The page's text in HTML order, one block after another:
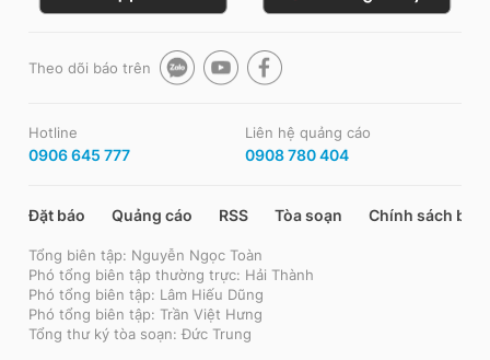
Theo dõi báo trên
Hotline
0906 645 777
Liên hệ quảng cáo
0908 780 404
Đặt báo Quảng cáo RSS Tòa soạn Chính sách bảo
Tổng biên tập: Nguyễn Ngọc Toàn
Phó tổng biên tập thường trực: Hải Thành
Phó tổng biên tập: Lâm Hiếu Dũng
Phó tổng biên tập: Trần Việt Hưng
Tổng thư ký tòa soạn: Đức Trung